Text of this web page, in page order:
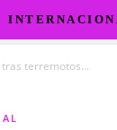
terremotos...